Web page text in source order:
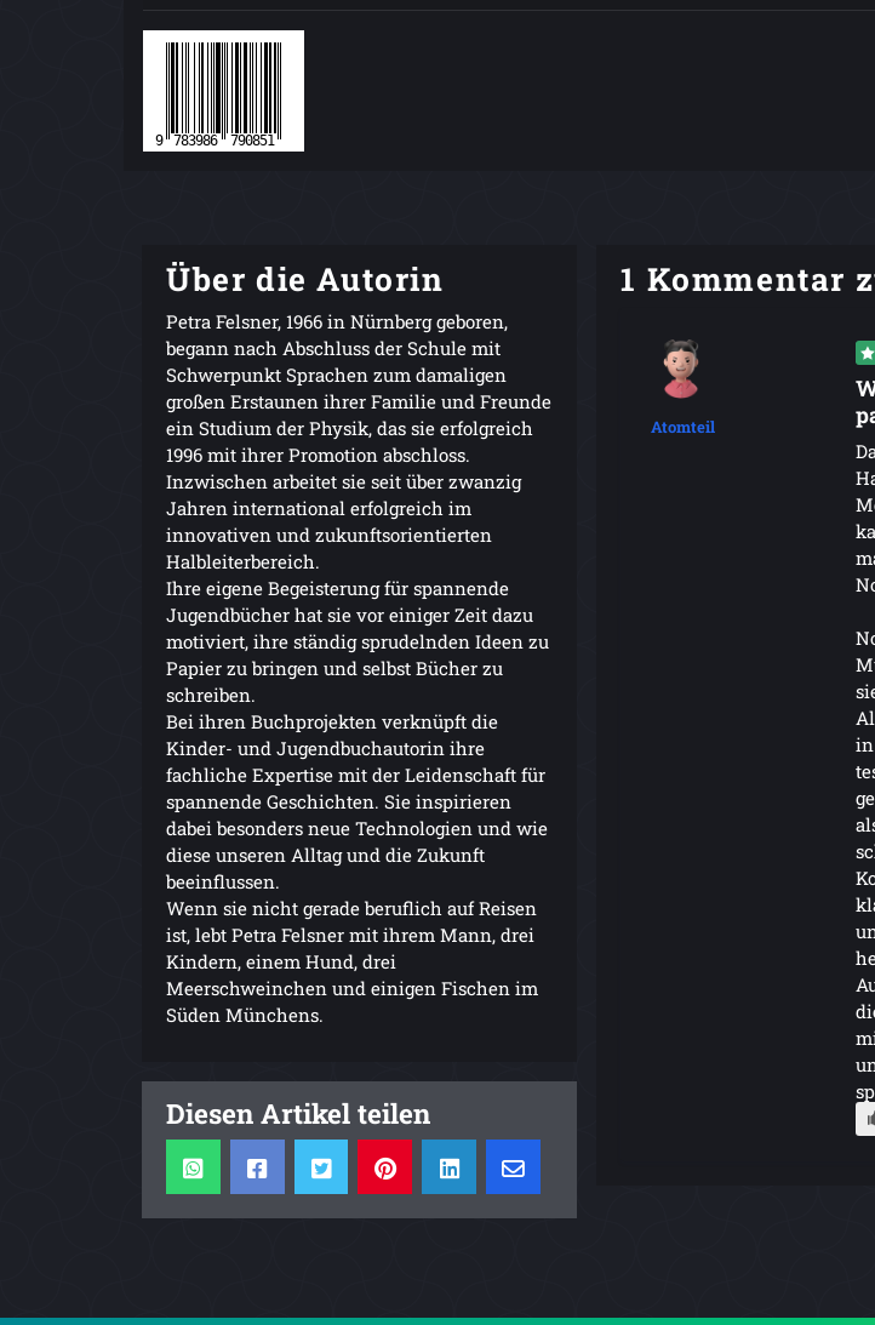
Über die Autorin
Petra Felsner, 1966 in Nürnberg geboren,
begann nach Abschluss der Schule mit
Schwerpunkt Sprachen zum damaligen
großen Erstaunen ihrer Familie und Freunde
ein Studium der Physik, das sie erfolgreich
1996 mit ihrer Promotion abschloss.
Inzwischen arbeitet sie seit über zwanzig
Jahren international erfolgreich im
innovativen und zukunftsorientierten
Halbleiterbereich.
Ihre eigene Begeisterung für spannende
Jugendbücher hat sie vor einiger Zeit dazu
motiviert, ihre ständig sprudelnden Ideen zu
Papier zu bringen und selbst Bücher zu
schreiben.
Bei ihren Buchprojekten verknüpft die
Kinder- und Jugendbuchautorin ihre
fachliche Expertise mit der Leidenschaft für
spannende Geschichten. Sie inspirieren
dabei besonders neue Technologien und wie
diese unseren Alltag und die Zukunft
beeinflussen.
Wenn sie nicht gerade beruflich auf Reisen
ist, lebt Petra Felsner mit ihrem Mann, drei
Kindern, einem Hund, drei
Meerschweinchen und einigen Fischen im
Süden Münchens.
Diesen Artikel teilen
1 Kommentar
Atomteil
in